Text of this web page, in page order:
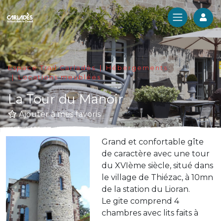
Espace Trail Carladès
Hébergements
Locations meublées
La Tour du Manoir
Ajouter à mes favoris
Grand et confortable gîte
de caractère avec une tour
du XVIème siècle, situé dans
le village de Thiézac, à 10mn
de la station du Lioran.
Le gite comprend 4
chambres avec lits faits à